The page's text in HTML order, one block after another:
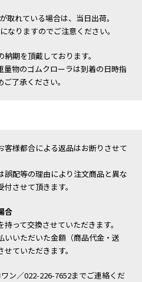
取れている場合は、当日出荷。
なりますのでご注意ください。
期を頂戴しております。
物のゴムクローラは到着の日時指
了承ください。
客様都合による返品はお断りさせて
誤配等の理由により注文商品と異な
させて頂きます。
合
って交換させていただきます。
いただいた金額（商品代金・送
ていただきます。
ン／022-226-7652までご連絡くだ